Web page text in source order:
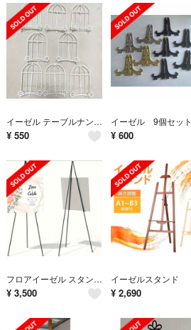
イーゼル テーブルナンバー ウェルカムスペース 8個セット ホワイト
¥ 550
イーゼル 9個セット
¥ 600
フロアイーゼル スタンド 黒 三脚式 ウェディング 大型
¥ 3,500
イーゼルスタンド
¥ 2,690